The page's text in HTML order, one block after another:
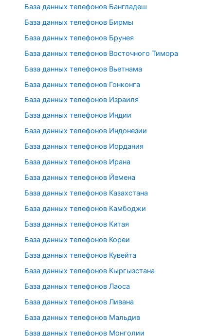
База данных телефонов Бангладеш
База данных телефонов Бирмы
База данных телефонов Брунея
База данных телефонов Восточного Тимора
База данных телефонов Вьетнама
База данных телефонов Гонконга
База данных телефонов Израиля
База данных телефонов Индии
База данных телефонов Индонезии
База данных телефонов Иордания
База данных телефонов Ирана
База данных телефонов Йемена
База данных телефонов Казахстана
База данных телефонов Камбоджи
База данных телефонов Китая
База данных телефонов Кореи
База данных телефонов Кувейта
База данных телефонов Кыргызстана
База данных телефонов Лаоса
База данных телефонов Ливана
База данных телефонов Мальдив
База данных телефонов Монголии